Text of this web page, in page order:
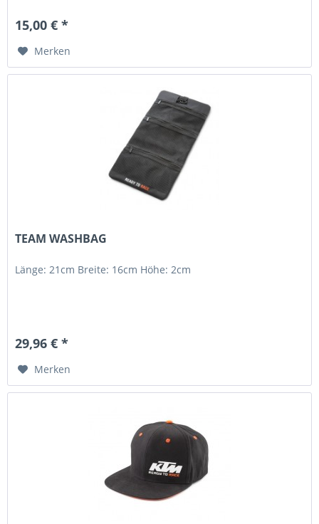
15,00 € *
Merken
TEAM WASHBAG
Länge: 21cm Breite: 16cm Höhe: 2cm
29,96 € *
Merken